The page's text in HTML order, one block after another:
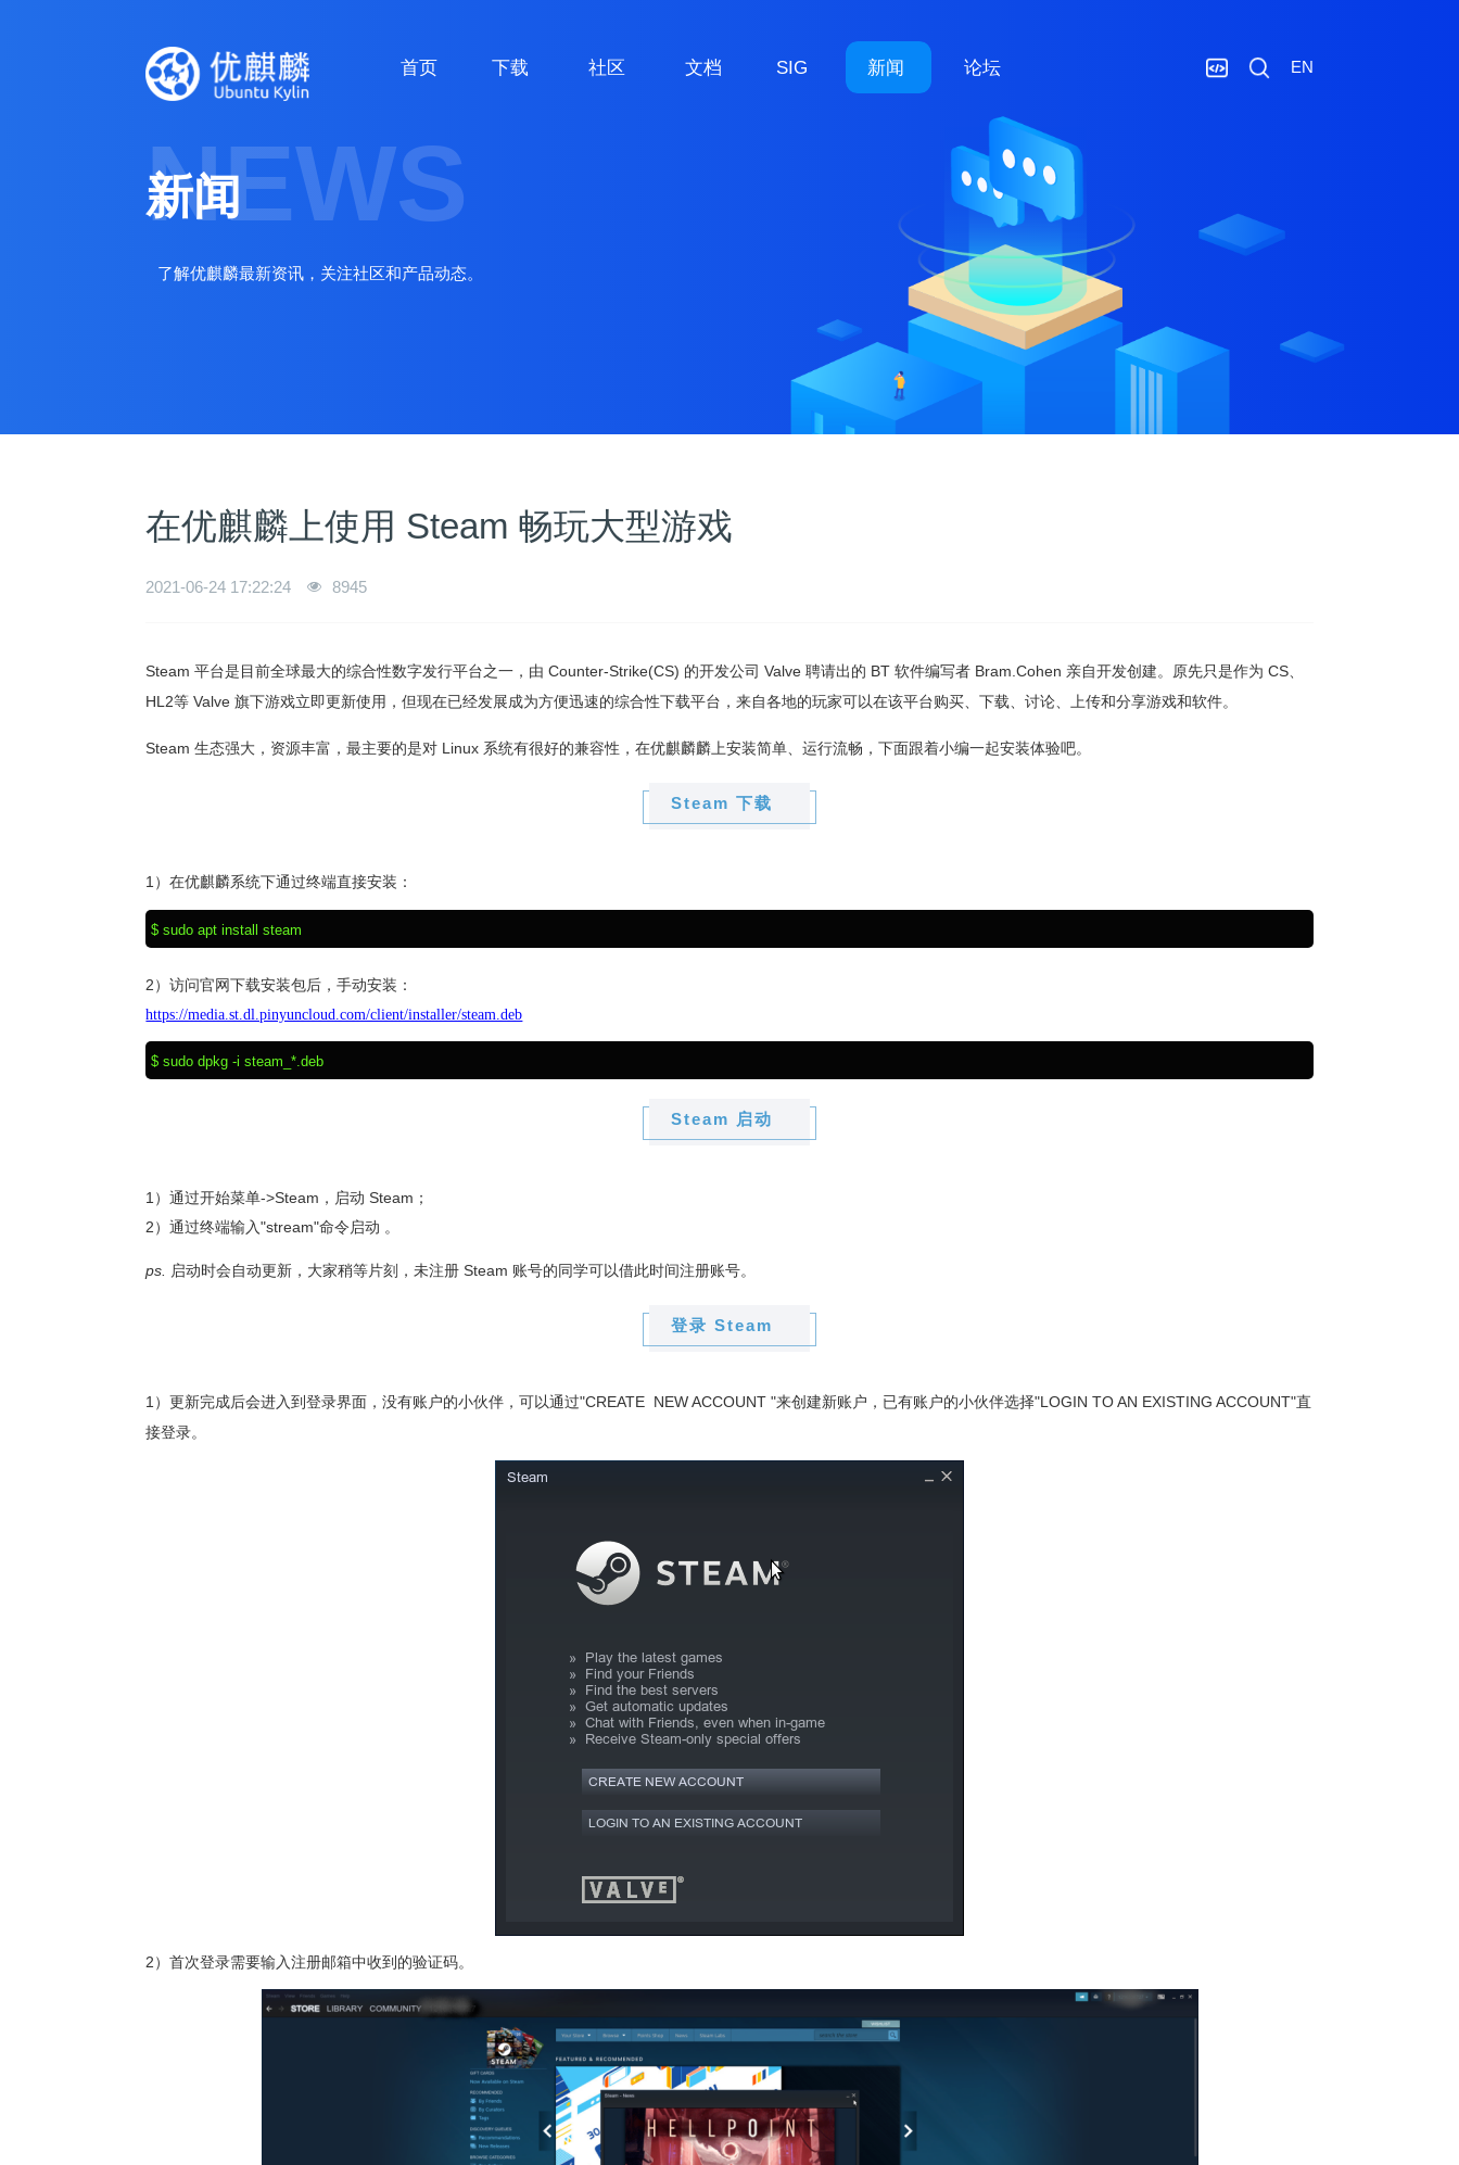
首页 下载 社区 文档 SIG 新闻 论坛 EN
NEWS
新闻
了解优麒麟最新资讯，关注社区和产品动态。
在优麒麟上使用 Steam 畅玩大型游戏
2021-06-24 17:22:24 8945
Steam 平台是目前全球最大的综合性数字发行平台之一 ，由 Counter-Strike(CS) 的开发公司 Valve 聘请出的 BT 软件编写者 Bram.Cohen 亲自开发创建。原先只是作为 CS、
HL2等 Valve 旗下游戏立即更新使用，但现在已经发展成为方便迅速的综合性下载平台，来自各地的玩家可以在该平台购买、下载、讨论、上传和分享游戏和软件。
Steam 生态强大，资源丰富，最主要的是对 Linux 系统有很好的兼容性，在优麒麟麟上安装简单、运行流畅，下面跟着小编一起安装体验吧。
Steam 下载
1）在优麒麟系统下通过终端直接安装：
$ sudo apt install steam
2）访问官网下载安装包后，手动安装：
https://media.st.dl.pinyuncloud.com/client/installer/steam.deb
$sudo dpkg -i steam_*.deb
Steam 启动
1）通过开始菜单->Steam， 启动 Steam；
2）通过终端输入"stream"命令启动 。
ps. 启动时会自动更新，大家稍等片刻，未注册 Steam 账号的同学可以借此时间注册账号。
登录 Steam
1）更新完成后会进入到登录界面，没有账户的小伙伴，可以通过"CREATE NEW ACCOUNT "来创建新账户，已有账户的小伙伴选择"LOGIN TO AN EXISTING ACCOUNT"直
接登录。
2）首次登录需要输入注册邮箱中收到的验证码。